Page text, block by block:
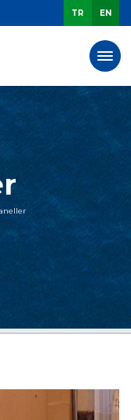
TR EN